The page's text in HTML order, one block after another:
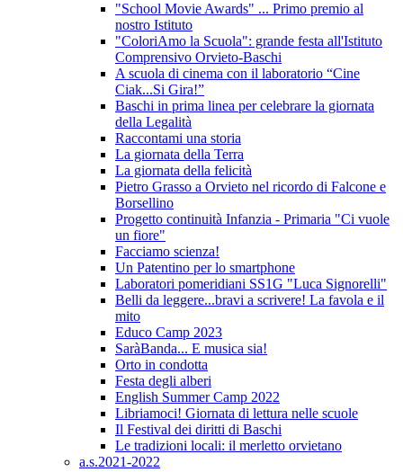
"School Movie Awards" ... Primo premio al
nostro Istituto
"ColoriAmo la Scuola": grande festa all'Istituto
Comprensivo Orvieto-Baschi
A scuola di cinema con il laboratorio “Cine
Ciak...Si Gira!”
Baschi in prima linea per celebrare la giornata
della Legalità
Raccontami una storia
La giornata della Terra
La giornata della felicità
Pietro Grasso a Orvieto nel ricordo di Falcone e
Borsellino
Progetto continuità Infanzia - Primaria "Ci vuole
un fiore"
Facciamo scienza!
Un Patentino per lo smartphone
Laboratori pomeridiani SS1G "Luca Signorelli"
Belli da leggere...bravi a scrivere! La favola e il
mito
Educo Camp 2023
SaràBanda... E musica sia!
Orto in condotta
Festa degli alberi
English Summer Camp 2022
Libriamoci! Giornata di lettura nelle scuole
Il Festival dei diritti di Baschi
Le tradizioni locali: il merletto orvietano
a.s.2021-2022